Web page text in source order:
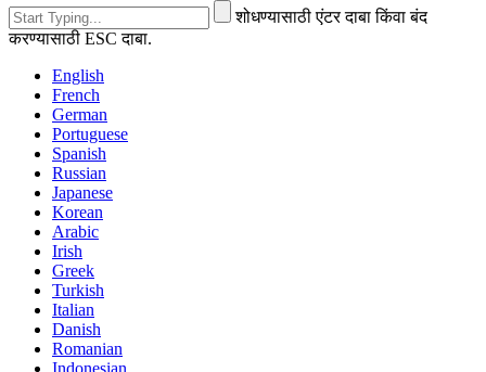
शोधण्यासाठी एंटर दाबा किंवा बंद
करण्यासाठी ESC दाबा.
English
French
German
Portuguese
Spanish
Russian
Japanese
Korean
Arabic
Irish
Greek
Turkish
Italian
Danish
Romanian
Indonesian